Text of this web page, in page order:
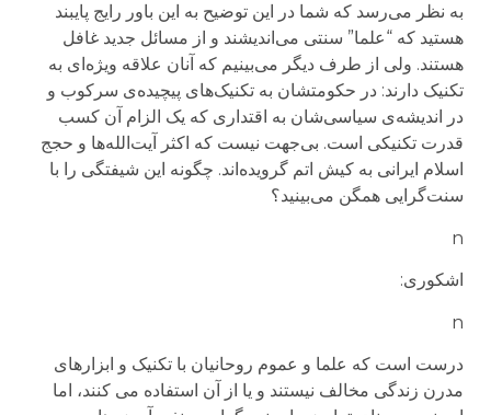
به نظر می‌رسد که شما در این توضیح به این باور رایج پایبند
هستید که “علما” سنتی می‌اندیشند و از مسائل جدید غافل
هستند. ولی از طرف دیگر می‌بینیم که آنان علاقه ویژه‌ای به
تکنیک دارند: در حکومتشان به تکنیک‌های پیچیده‌ی سرکوب و
در اندیشه‌ی سیاسی‌شان به اقتداری که یک الزام آن کسب
قدرت تکنیکی است. بی‌جهت نیست که اکثر آیت‌الله‌ها و حجج
اسلام ایرانی به کیش اتم گرویده‌اند. چگونه این شیفتگی را با
سنت‌گرایی همگن می‌بینید؟
n
اشکوری:
n
درست است که علما و عموم روحانیان با تکنیک و ابزارهای
مدرن زندگی مخالف نیستند و یا از آن استفاده می کنند، اما